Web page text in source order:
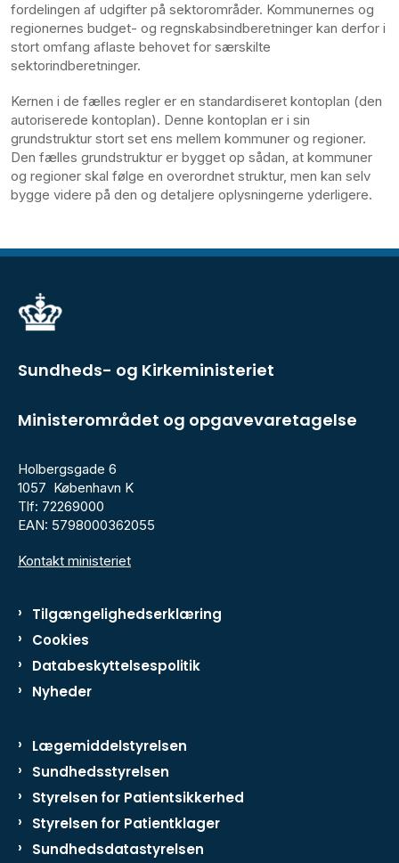
fordelingen af udgifter på sektorområder. Kommunernes og
regionernes budget- og regnskabsindberetninger kan derfor i
stort omfang aflaste behovet for særskilte
sektorindberetninger.
Kernen i de fælles regler er en standardiseret kontoplan (den
autoriserede kontoplan). Denne kontoplan er i sin
grundstruktur stort set ens mellem kommuner og regioner.
Den fælles grundstruktur er bygget op sådan, at kommuner
og regioner skal følge en overordnet struktur, men kan selv
bygge videre på den og detaljere oplysningerne yderligere.
Sundheds- og Kirkeministeriet
Ministerområdet og opgavevaretagelse
Holbergsgade 6
1057 København K
Tlf: 72269000
EAN: 5798000362055
Kontakt ministeriet
Tilgængelighedserklæring
Cookies
Databeskyttelsespolitik
Nyheder
Lægemiddelstyrelsen
Sundhedsstyrelsen
Styrelsen for Patientsikkerhed
Styrelsen for Patientklager
Sundhedsdatastyrelsen